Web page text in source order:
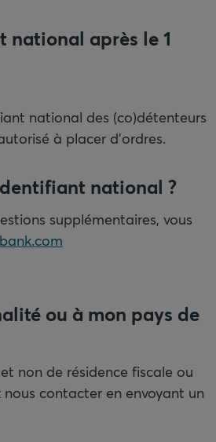
national après le 1
national des (co)détenteurs
à placer d'ordres.
national ?
supplémentaires, vous
ou à mon pays de
non de résidence fiscale ou
nous contacter en envoyant un